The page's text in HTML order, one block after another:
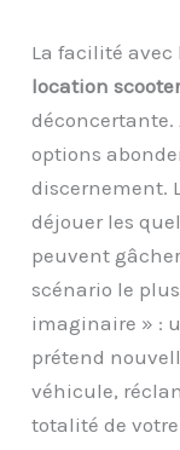
La facilité avec
location
déconcertante.
options
discernement.
déjouer les
peuvent
scénario le
imaginaire » :
prétend
véhicule,
totalité de